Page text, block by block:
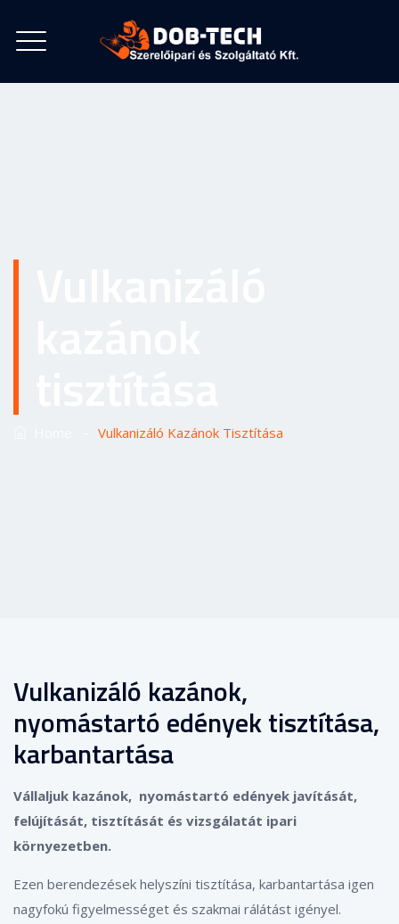
Vulkanizáló Kazánok Tisztítása
Vulkanizáló kazánok,
nyomástartó edények tisztítása,
karbantartása
Vállaljuk kazánok, nyomástartó edények javítását,
felújítását, tisztítását és vizsgálatát ipari
környezetben.
Ezen berendezések helyszíni tisztítása, karbantartása igen
nagyfokú figyelmességet és szakmai rálátást igényel.